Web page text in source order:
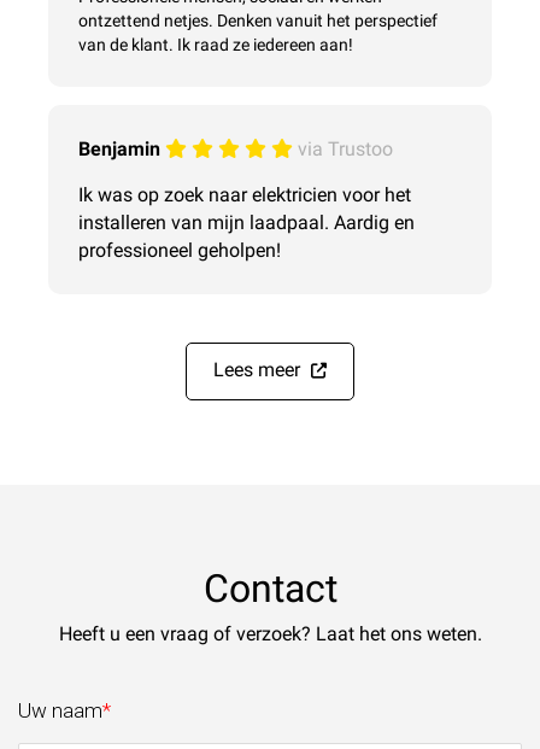
ontzettend netjes. Denken vanuit het perspectief
van de klant. Ik raad ze iedereen aan!
Benjamin
via Trustoo
Ik was op zoek naar elektricien voor het
installeren van mijn laadpaal. Aardig en
professioneel geholpen!
Lees meer
Contact
Heeft u een vraag of verzoek? Laat het ons weten.
Uw naam*